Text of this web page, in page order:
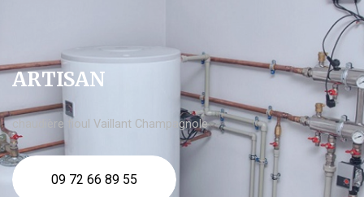
ARTISAN
chaudière fioul Vaillant Champagnole
09 72 66 89 55